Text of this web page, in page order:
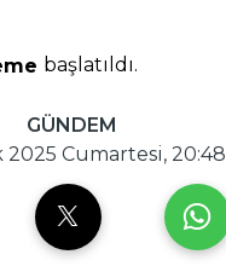
başlatıldı.
GÜNDEM
2025 Cumartesi, 20:48